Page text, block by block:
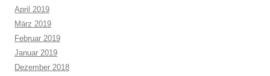
April 2019
März 2019
Februar 2019
Januar 2019
Dezember 2018